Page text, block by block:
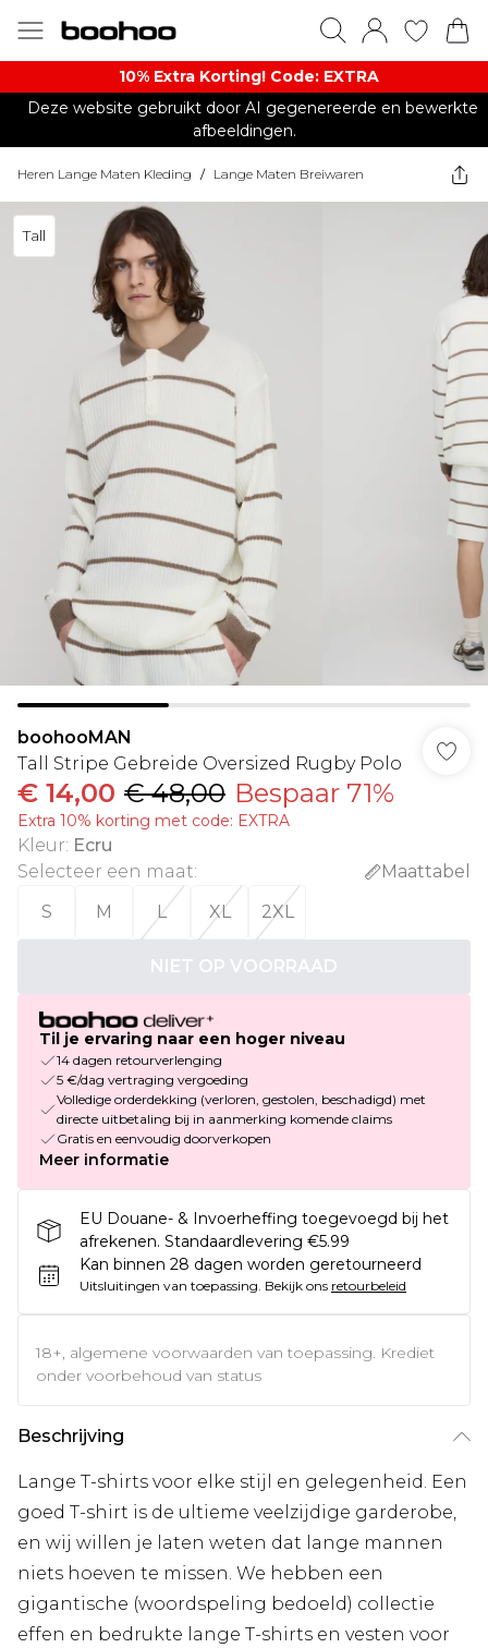
10% Extra Korting! Code: EXTRA​
Deze website gebruikt door AI gegenereerde en bewerkte
afbeeldingen.
Heren Lange Maten Kleding / Lange Maten Breiwaren
Tall
boohooMAN
Tall Stripe Gebreide Oversized Rugby Polo
€ 14,00 € 48,00 Bespaar 71%
Extra 10% korting met code: EXTRA
Kleur: Ecru
Selecteer een maat:
Maattabel
S
M L XL 2XL
NIET OP VOORRAAD
Til je ervaring naar een hoger niveau
14 dagen retourverlenging
5 €/dag vertraging vergoeding
Volledige orderdekking (verloren, gestolen, beschadigd) met
directe uitbetaling bij in aanmerking komende claims
Gratis en eenvoudig doorverkopen
Meer informatie
EU Douane- & Invoerheffing toegevoegd bij het
afrekenen. Standaardlevering €5.99
Kan binnen 28 dagen worden geretourneerd
Uitsluitingen van toepassing. Bekijk ons retourbeleid
18+, algemene voorwaarden van toepassing. Krediet
onder voorbehoud van status
Beschrijving
Lange T-shirts voor elke stijl en gelegenheid. Een
goed T-shirt is de ultieme veelzijdige garderobe,
en wij willen je laten weten dat lange mannen
niets hoeven te missen. We hebben een
gigantische (woordspeling bedoeld) collectie
effen en bedrukte lange T-shirts en vesten voor